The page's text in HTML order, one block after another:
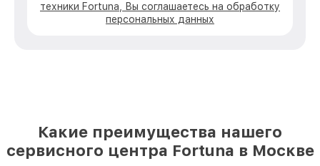
техники Fortuna, Вы соглашаетесь на обработку
персональных данных
Какие преимущества нашего
сервисного центра Fortuna в Москве